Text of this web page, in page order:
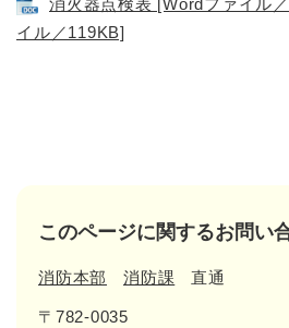
消火器点検表 [Wordファイル
イル／119KB]
このページに関するお問い
消防本部 消防課 直通
〒782-0035